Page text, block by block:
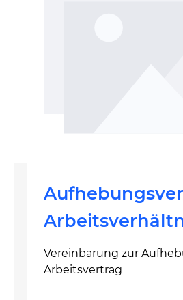
Vereinbarung zur
Arbeitsvertrag